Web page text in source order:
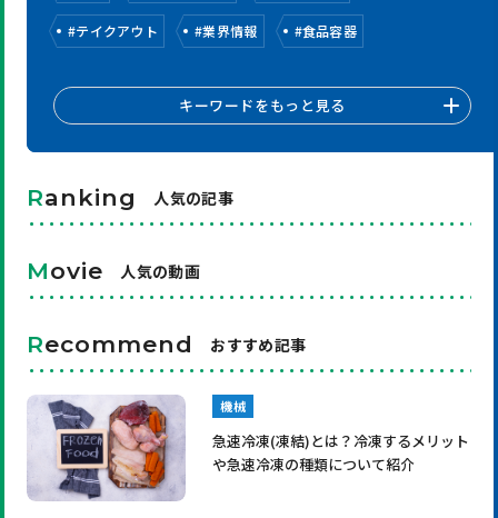
#テイクアウト #業界情報 #食品容器
キーワードをもっと見る
Ranking 人気の記事
Movie 人気の動画
Recommend おすすめ記事
機械
急速冷凍(凍結)とは？冷凍するメリット
や急速冷凍の種類について紹介